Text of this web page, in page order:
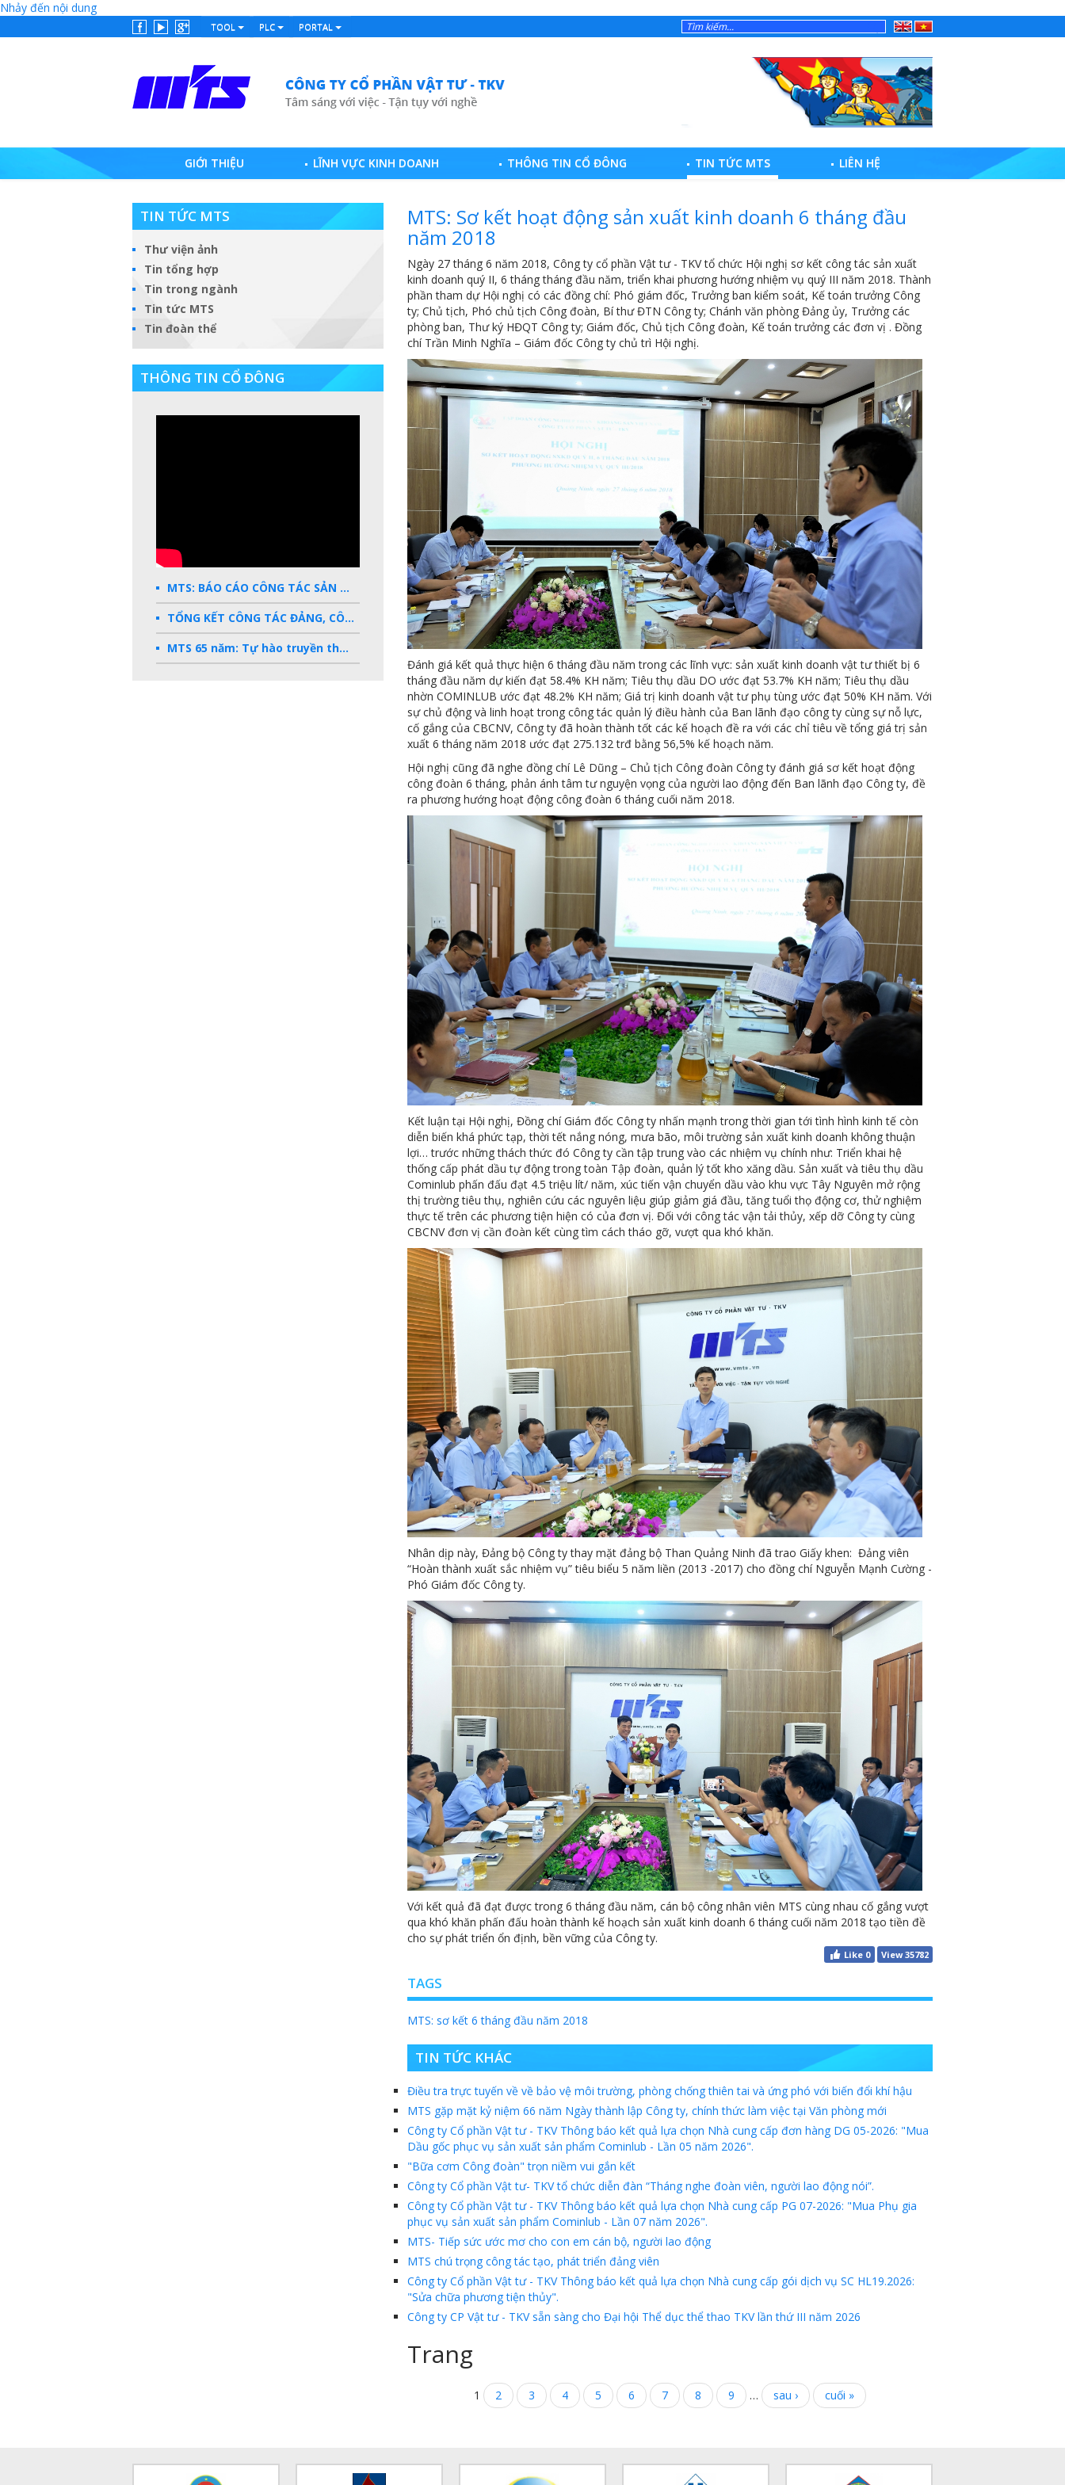
Nhảy đến nội dung
PORTAL
PLC
TOOL English Tiếng
Việt
GIỚI THIỆU LĨNH VỰC KINH DOANH THÔNG TIN CỔ ĐÔNG TIN TỨC MTS LIÊN HỆ
TIN TỨC MTS
Thư viện ảnh
Tin tổng hợp
Tin trong ngành
Tin tức MTS
Tin đoàn thể
THÔNG TIN CỔ ĐÔNG
MTS: BÁO CÁO CÔNG TÁC SẢN XUẤT KINH DOANH 2025
TỔNG KẾT CÔNG TÁC ĐẢNG, CÔNG ĐOÀN, ĐOÀN THANH NIÊN 2025
MTS 65 năm: Tự hào truyền thống - Vững bước Tương lai
MTS: Sơ kết hoạt động sản xuất kinh doanh 6 tháng đầu
năm 2018
Ngày 27 tháng 6 năm 2018, Công ty cổ phần Vật tư - TKV tổ chức Hội nghị sơ kết công tác sản xuất
kinh doanh quý II, 6 tháng tháng đầu năm, triển khai phương hướng nhiệm vụ quý III năm 2018. Thành
phần tham dự Hội nghị có các đồng chí: Phó giám đốc, Trưởng ban kiểm soát, Kế toán trưởng Công
ty; Chủ tịch, Phó chủ tịch Công đoàn, Bí thư ĐTN Công ty; Chánh văn phòng Đảng ủy, Trưởng các
phòng ban, Thư ký HĐQT Công ty; Giám đốc, Chủ tịch Công đoàn, Kế toán trưởng các đơn vị . Đồng
chí Trần Minh Nghĩa – Giám đốc Công ty chủ trì Hội nghị.
Đánh giá kết quả thực hiện 6 tháng đầu năm trong các lĩnh vực: sản xuất kinh doanh vật tư thiết bị 6
tháng đầu năm dự kiến đạt 58.4% KH năm; Tiêu thụ dầu DO ước đạt 53.7% KH năm; Tiêu thụ dầu
nhờn COMINLUB ước đạt 48.2% KH năm; Giá trị kinh doanh vật tư phụ tùng ước đạt 50% KH năm. Với
sự chủ động và linh hoạt trong công tác quản lý điều hành của Ban lãnh đạo công ty cùng sự nỗ lực,
cố gắng của CBCNV, Công ty đã hoàn thành tốt các kế hoạch đề ra với các chỉ tiêu về tổng giá trị sản
xuất 6 tháng năm 2018 ước đạt 275.132 trđ bằng 56,5% kế hoạch năm.
Hội nghị cũng đã nghe đồng chí Lê Dũng – Chủ tịch Công đoàn Công ty đánh giá sơ kết hoạt động
công đoàn 6 tháng, phản ánh tâm tư nguyện vọng của người lao động đến Ban lãnh đạo Công ty, đề
ra phương hướng hoạt động công đoàn 6 tháng cuối năm 2018.
Kết luận tại Hội nghị, Đồng chí Giám đốc Công ty nhấn mạnh trong thời gian tới tình hình kinh tế còn
diễn biến khá phức tạp, thời tết nắng nóng, mưa bão, môi trường sản xuất kinh doanh không thuận
lợi… trước những thách thức đó Công ty cần tập trung vào các nhiệm vụ chính như: Triển khai hệ
thống cấp phát dầu tự động trong toàn Tập đoàn, quản lý tốt kho xăng dầu. Sản xuất và tiêu thụ dầu
Cominlub phấn đấu đạt 4.5 triệu lít/ năm, xúc tiến vận chuyển dầu vào khu vực Tây Nguyên mở rộng
thị trường tiêu thụ, nghiên cứu các nguyên liệu giúp giảm giá đầu, tăng tuổi thọ động cơ, thử nghiệm
thực tế trên các phương tiện hiện có của đơn vị. Đối với công tác vận tải thủy, xếp dỡ Công ty cùng
CBCNV đơn vị cần đoàn kết cùng tìm cách tháo gỡ, vượt qua khó khăn.
Nhân dịp này, Đảng bộ Công ty thay mặt đảng bộ Than Quảng Ninh đã trao Giấy khen: Đảng viên
“Hoàn thành xuất sắc nhiệm vụ” tiêu biểu 5 năm liền (2013 -2017) cho đồng chí Nguyễn Mạnh Cường -
Phó Giám đốc Công ty.
Với kết quả đã đạt được trong 6 tháng đầu năm, cán bộ công nhân viên MTS cùng nhau cố gắng vượt
qua khó khăn phấn đấu hoàn thành kế hoạch sản xuất kinh doanh 6 tháng cuối năm 2018 tạo tiền đề
cho sự phát triển ổn định, bền vững của Công ty.
Like 0 View 35782
TAGS
MTS: sơ kết 6 tháng đầu năm 2018
TIN TỨC KHÁC
Điều tra trực tuyến về về bảo vệ môi trường, phòng chống thiên tai và ứng phó với biến đổi khí hậu
MTS gặp mặt kỷ niệm 66 năm Ngày thành lập Công ty, chính thức làm việc tại Văn phòng mới
Công ty Cổ phần Vật tư - TKV Thông báo kết quả lựa chọn Nhà cung cấp đơn hàng DG 05-2026: "Mua
Dầu gốc phục vụ sản xuất sản phẩm Cominlub - Lần 05 năm 2026".
"Bữa cơm Công đoàn" trọn niềm vui gắn kết
Công ty Cổ phần Vật tư- TKV tổ chức diễn đàn “Tháng nghe đoàn viên, người lao động nói”.
Công ty Cổ phần Vật tư - TKV Thông báo kết quả lựa chọn Nhà cung cấp PG 07-2026: "Mua Phụ gia
phục vụ sản xuất sản phẩm Cominlub - Lần 07 năm 2026".
MTS- Tiếp sức ước mơ cho con em cán bộ, người lao động
MTS chú trọng công tác tạo, phát triển đảng viên
Công ty Cổ phần Vật tư - TKV Thông báo kết quả lựa chọn Nhà cung cấp gói dịch vụ SC HL19.2026:
"Sửa chữa phương tiện thủy".
Công ty CP Vật tư - TKV sẵn sàng cho Đại hội Thể dục thể thao TKV lần thứ III năm 2026
Trang
1 2 3 4 5 6 7 8 9 … sau › cuối »